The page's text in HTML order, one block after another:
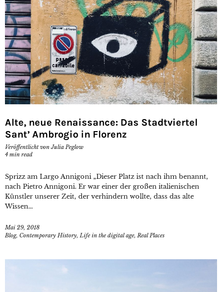
Alte, neue Renaissance: Das Stadtviertel
Sant’ Ambrogio in Florenz
Veröffentlicht vonJulia Peglow
4 min read
Sprizz am Largo Annigoni „Dieser Platz ist nach ihm benannt,
nach Pietro Annigoni. Er war einer der großen italienischen
Künstler unserer Zeit, der verhindern wollte, dass das alte
Wissen...
Mai 29, 2018
Blog, Contemporary History, Life in the digital age, Real Places